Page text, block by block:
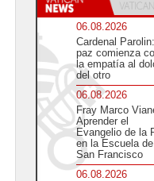
06.08.2026
Cardenal
paz comienza
la empatía al
del otro
06.08.2026
Fray Marco
Aprender el
Evangelio de la
en la Escuela de
San Francisco
06.08.2026